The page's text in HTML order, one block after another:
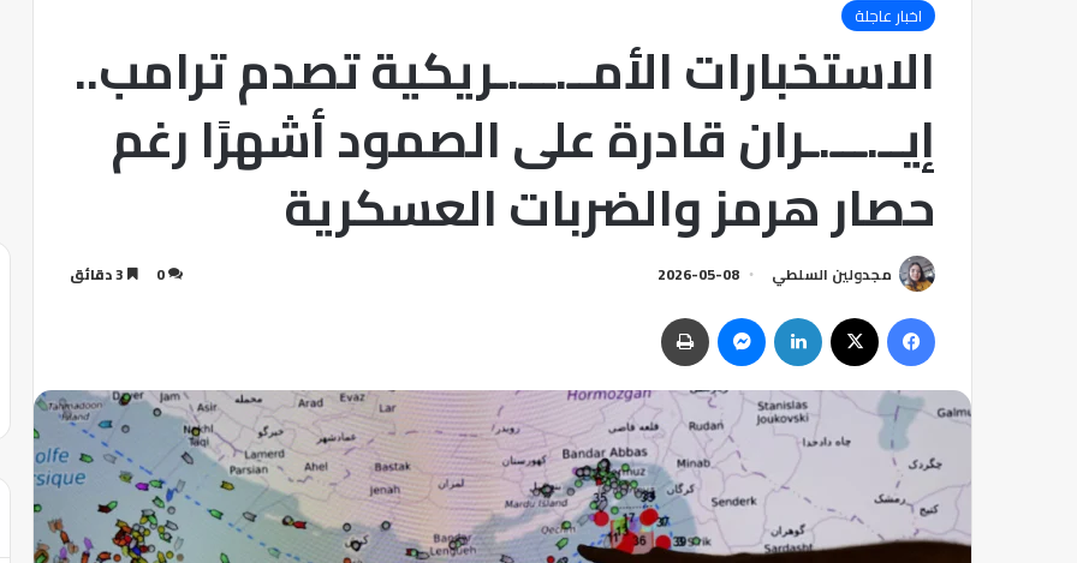
اخبار عاجلة
الاستخبارات الأمــ.ـــ.ـريكية تصدم ترامب..
إيــ.ـــ.ـران قادرة على الصمود أشهرًا رغم
حصار هرمز والضربات العسكرية
مجدولين السلطي 2026-05-08
0